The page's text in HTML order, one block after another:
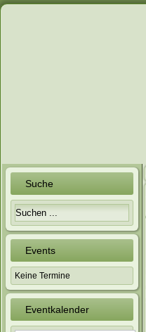
Suche
Events
Keine Termine
Eventkalender